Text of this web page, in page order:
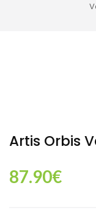
Artis Orbis
87.90€